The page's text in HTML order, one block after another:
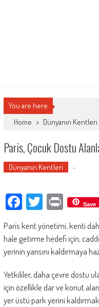
You are here
Home > Dünyanın Kentleri
Paris, Çocuk Dostu
Dünyanın Kentleri -
FacebookTwitterPrint
Save
Paris kent yönetimi, kenti
hale getirme hedefi için,
yerinin yarısını kaldırmaya
Yetkililer, daha çevre dostu
için özellikle dar ve konut
yer üstü park yerini